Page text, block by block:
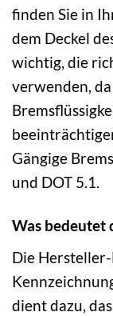
finden Sie in
dem Deckel
wichtig, die
verwenden,
Gängige
und DOT 5.1.
Was bedeutet
Die
dient dazu,